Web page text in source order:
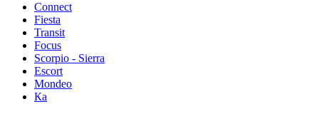
Connect
Fiesta
Transit
Focus
Scorpio - Sierra
Escort
Mondeo
Ка